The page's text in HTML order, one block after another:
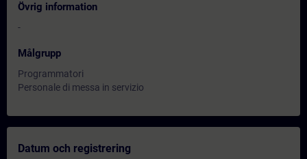
Övrig information
-
Målgrupp
Programmatori
Personale di messa in servizio
Datum och registrering